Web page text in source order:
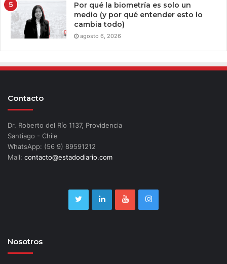
Por qué la biometría es solo un
medio (y por qué entender esto lo
cambia todo)
agosto 6, 2026
Contacto
Dr. Roberto del Río 1137, Providencia
Santiago - Chile
WhatsApp: (56 9) 89591212
Mail: contacto@estadodiario.com
Nosotros